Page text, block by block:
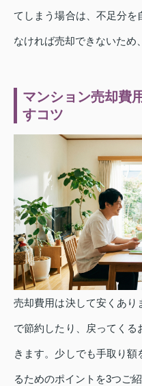
てしまう場合は、不足分を
なければ売却できないため
マンション売却費
すコツ
売却費用は決して安くあり
で節約したり、戻ってく
きます。少しでも手取り
るためのポイントを3つご紹